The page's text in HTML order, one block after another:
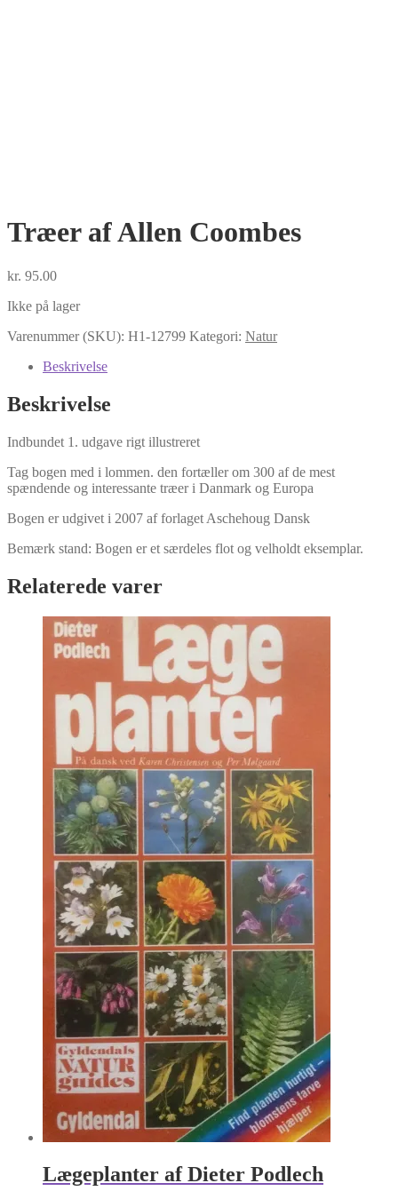
Træer af Allen Coombes
kr. 95.00
Ikke på lager
Varenummer (SKU): H1-12799 Kategori: Natur
Beskrivelse
Beskrivelse
Indbundet 1. udgave rigt illustreret
Tag bogen med i lommen. den fortæller om 300 af de mest
spændende og interessante træer i Danmark og Europa
Bogen er udgivet i 2007 af forlaget Aschehoug Dansk
Bemærk stand: Bogen er et særdeles flot og velholdt eksemplar.
Relaterede varer
Lægeplanter af Dieter Podlech